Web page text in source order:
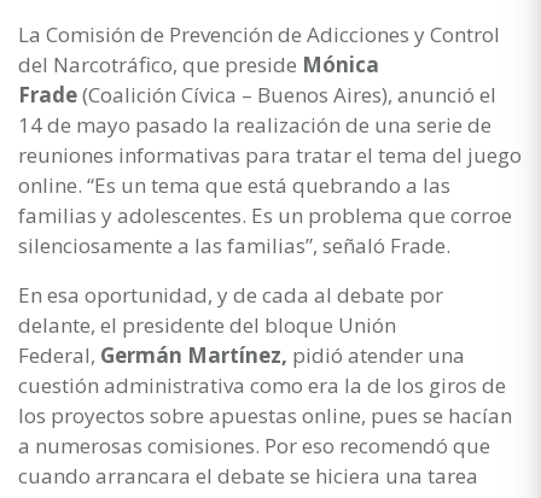
La Comisión de Prevención de Adicciones y Control
del Narcotráfico, que preside Mónica
Frade(Coalición Cívica – Buenos Aires), anunció el
14 de mayo pasado la realización de una serie de
reuniones informativas para tratar el tema del juego
online. “Es un tema que está quebrando a las
familias y adolescentes. Es un problema que corroe
silenciosamente a las familias”, señaló Frade.
En esa oportunidad, y de cada al debate por
delante, el presidente del bloque Unión
Federal, Germán Martínez, pidió atender una
cuestión administrativa como era la de los giros de
los proyectos sobre apuestas online, pues se hacían
a numerosas comisiones. Por eso recomendó que
cuando arrancara el debate se hiciera una tarea